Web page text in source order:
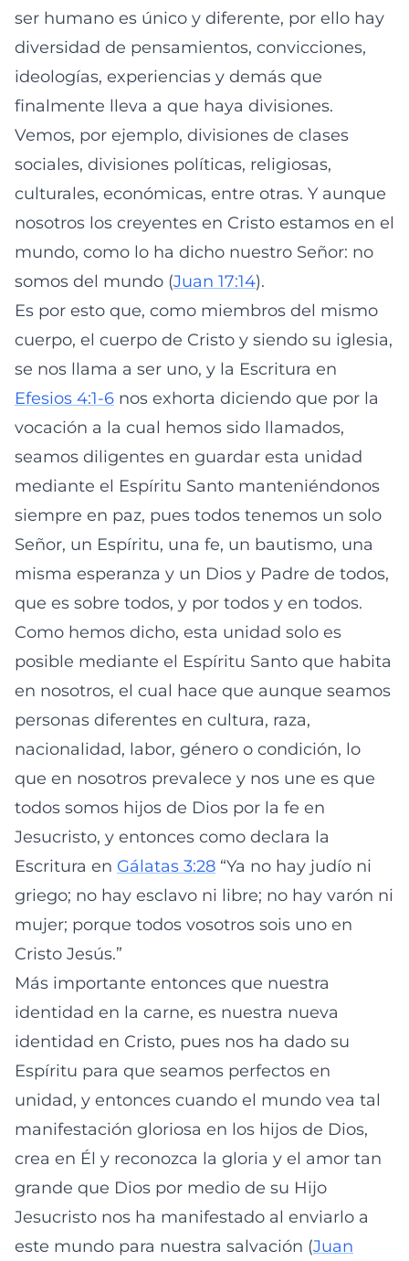
ser humano es único y diferente, por ello hay
diversidad de pensamientos, convicciones,
ideologías, experiencias y demás que
finalmente lleva a que haya divisiones.
Vemos, por ejemplo, divisiones de clases
sociales, divisiones políticas, religiosas,
culturales, económicas, entre otras. Y aunque
nosotros los creyentes en Cristo estamos en el
mundo, como lo ha dicho nuestro Señor: no
somos del mundo (Juan 17:14).
Es por esto que, como miembros del mismo
cuerpo, el cuerpo de Cristo y siendo su iglesia,
se nos llama a ser uno, y la Escritura en
Efesios 4:1-6 nos exhorta diciendo que por la
vocación a la cual hemos sido llamados,
seamos diligentes en guardar esta unidad
mediante el Espíritu Santo manteniéndonos
siempre en paz, pues todos tenemos un solo
Señor, un Espíritu, una fe, un bautismo, una
misma esperanza y un Dios y Padre de todos,
que es sobre todos, y por todos y en todos.
Como hemos dicho, esta unidad solo es
posible mediante el Espíritu Santo que habita
en nosotros, el cual hace que aunque seamos
personas diferentes en cultura, raza,
nacionalidad, labor, género o condición, lo
que en nosotros prevalece y nos une es que
todos somos hijos de Dios por la fe en
Jesucristo, y entonces como declara la
Escritura en Gálatas 3:28 “Ya no hay judío ni
griego; no hay esclavo ni libre; no hay varón ni
mujer; porque todos vosotros sois uno en
Cristo Jesús.”
Más importante entonces que nuestra
identidad en la carne, es nuestra nueva
identidad en Cristo, pues nos ha dado su
Espíritu para que seamos perfectos en
unidad, y entonces cuando el mundo vea tal
manifestación gloriosa en los hijos de Dios,
crea en Él y reconozca la gloria y el amor tan
grande que Dios por medio de su Hijo
Jesucristo nos ha manifestado al enviarlo a
este mundo para nuestra salvación (Juan